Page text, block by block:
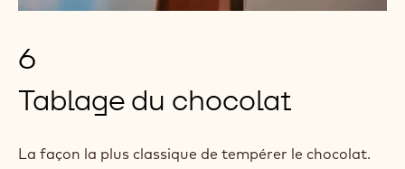
6
Tablage du chocolat
La façon la plus classique de tempérer le chocolat.